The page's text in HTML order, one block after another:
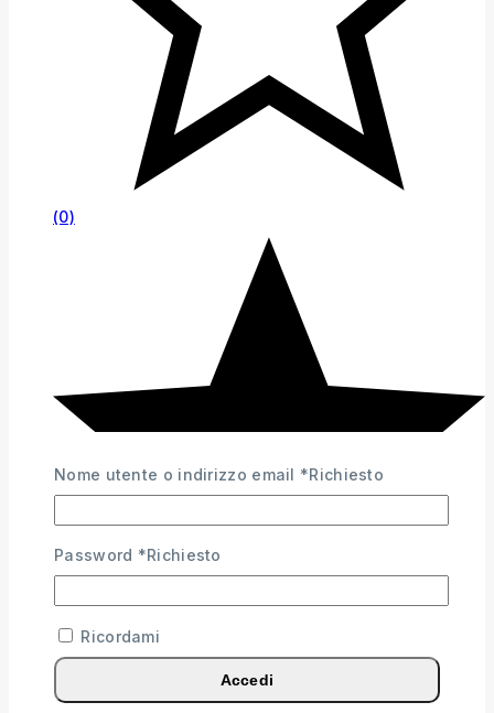
(0)
Nome utente o indirizzo email *Richiesto
Password *Richiesto
Ricordami
Accedi